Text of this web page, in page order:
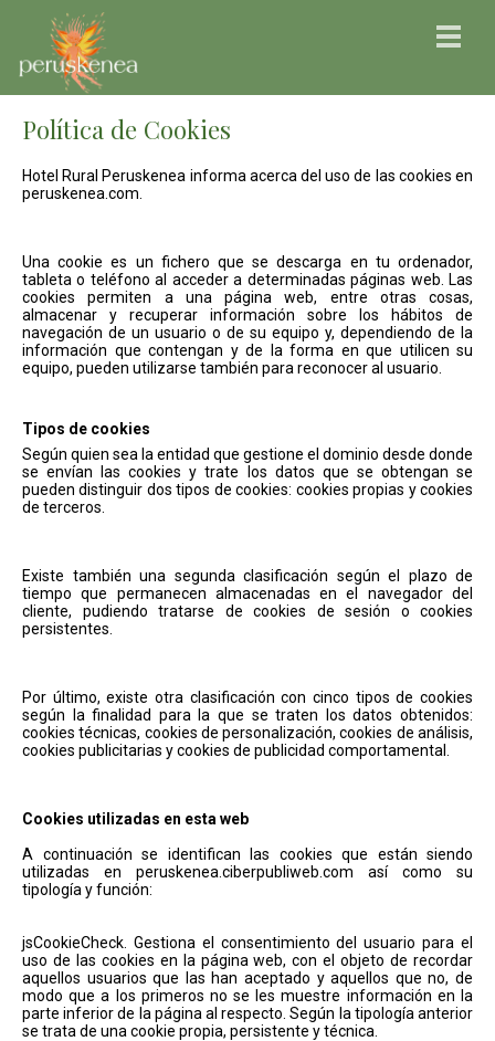
Política de Cookies
Hotel Rural Peruskenea informa acerca del uso de las cookies en
peruskenea.com.
Una cookie es un fichero que se descarga en tu ordenador,
tableta o teléfono al acceder a determinadas páginas web. Las
cookies permiten a una página web, entre otras cosas,
almacenar y recuperar información sobre los hábitos de
navegación de un usuario o de su equipo y, dependiendo de la
información que contengan y de la forma en que utilicen su
equipo, pueden utilizarse también para reconocer al usuario.
Tipos de cookies
Según quien sea la entidad que gestione el dominio desde donde
se envían las cookies y trate los datos que se obtengan se
pueden distinguir dos tipos de cookies: cookies propias y cookies
de terceros.
Existe también una segunda clasificación según el plazo de
tiempo que permanecen almacenadas en el navegador del
cliente, pudiendo tratarse de cookies de sesión o cookies
persistentes.
Por último, existe otra clasificación con cinco tipos de cookies
según la finalidad para la que se traten los datos obtenidos:
cookies técnicas, cookies de personalización, cookies de análisis,
cookies publicitarias y cookies de publicidad comportamental.
Cookies utilizadas en esta web
A continuación se identifican las cookies que están siendo
utilizadas en peruskenea.ciberpubliweb.com así como su
tipología y función:
jsCookieCheck. Gestiona el consentimiento del usuario para el
uso de las cookies en la página web, con el objeto de recordar
aquellos usuarios que las han aceptado y aquellos que no, de
modo que a los primeros no se les muestre información en la
parte inferior de la página al respecto. Según la tipología anterior
se trata de una cookie propia, persistente y técnica.